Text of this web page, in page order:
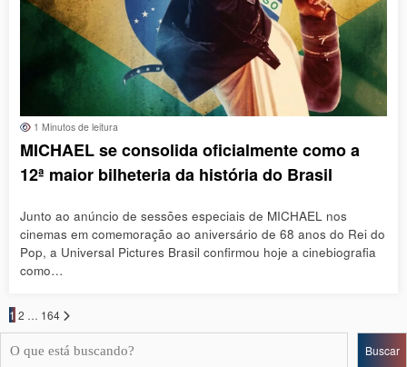
1 Minutos de leitura
MICHAEL se consolida oficialmente como a
12ª maior bilheteria da história do Brasil
Junto ao anúncio de sessões especiais de MICHAEL nos
cinemas em comemoração ao aniversário de 68 anos do Rei do
Pop, a Universal Pictures Brasil confirmou hoje a cinebiografia
como…
Paginação
de
posts
1 2 … 164
Buscar